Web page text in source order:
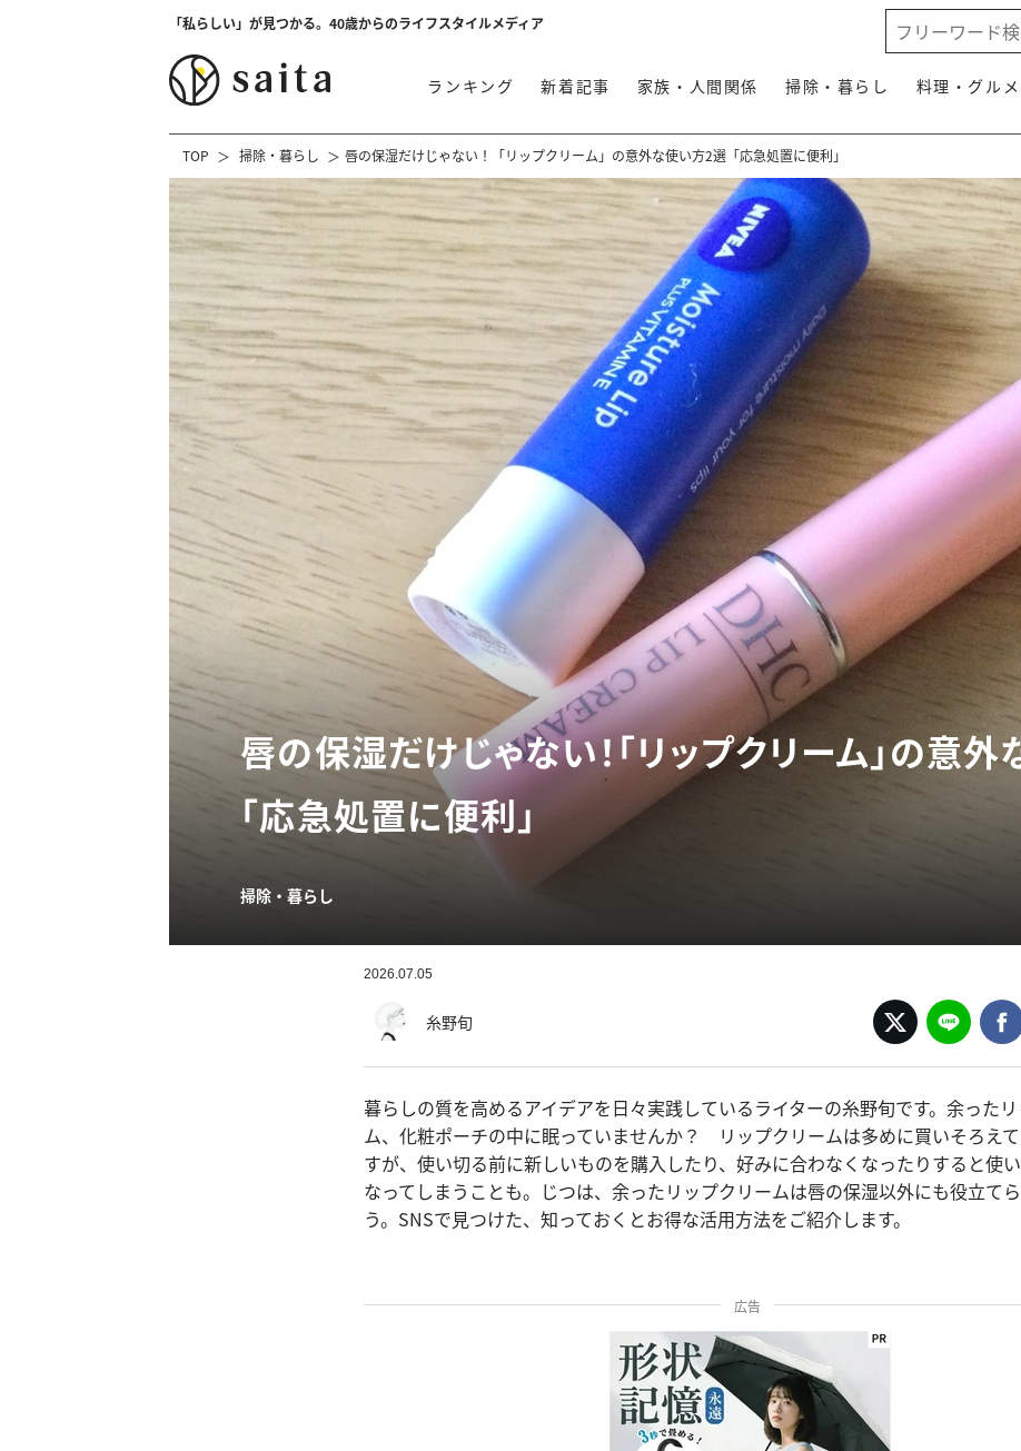
「私らしい」が見つかる。40歳からのライフスタイルメディア
ランキング 新着記事 家族・人間関係 掃除・暮らし 料理・グルメ
TOP 掃除・暮らし 唇の保湿だけじゃない！「リップクリーム」の意外な使い方2選「応急処置に便利」
唇の保湿だけじゃない！「リップクリーム」の意
「応急処置に便利」
掃除・暮らし
2026.07.05
糸野旬
暮らしの質を高めるアイデアを日々実践しているライターの糸野旬です。余った
ム、化粧ポーチの中に眠っていませんか？ リップクリームは多めに買いそろえ
すが、使い切る前に新しいものを購入したり、好みに合わなくなったりすると使
なってしまうことも。じつは、余ったリップクリームは唇の保湿以外にも役立て
う。SNSで見つけた、知っておくとお得な活用方法をご紹介します。
広告